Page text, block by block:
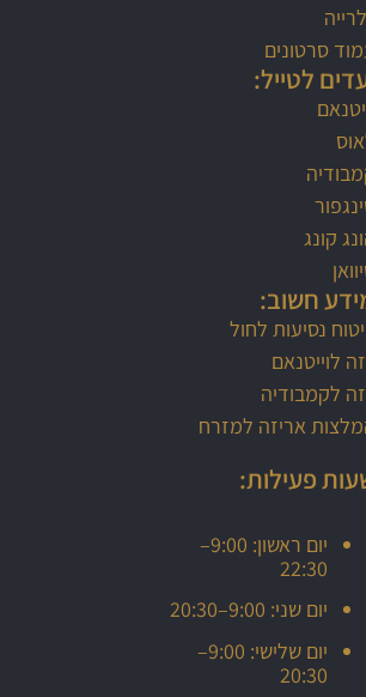
סרטונים
לטייל:
קונג
חשוב:
נסיעות לחול
לוייטנאם
לקמבודיה
אריזה למזרח
פעילות:
יום ראשון: 9:00–
22:30
יום שני: 9:00–20:30
יום שלישי: 9:00–
20:30